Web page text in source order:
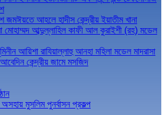
জমঈয়তে আহলে হাদীস কেন্দ্রীয় ইয়াতীম খানা
মোহাম্মদ আব্দুল্লাহিল কাফী আল কুরাইশী (রহ) মডেল
আয়িশা রাযিয়াল্লাহু আনহা মহিলা মডেল মাদরাসা
কেন্দ্রীয় জামে মসজিদ
মুসলিম পুনর্বাসন প্রকল্প